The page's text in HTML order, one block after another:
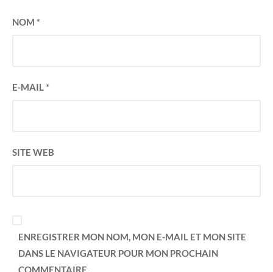
NOM *
E-MAIL*
SITE WEB
ENREGISTRER MON NOM, MON E-MAIL ET MON SITE
DANS LE NAVIGATEUR POUR MON PROCHAIN
COMMENTAIRE.